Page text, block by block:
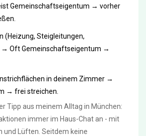
Gemeinschaftseigentum → vorher
(Heizung, Steigleitungen,
→ Oft Gemeinschaftseigentum →
in deinem Zimmer →
→ frei streichen.
Tipp aus meinem Alltag in München:
immer im Haus-Chat an - mit
und Lüften. Seitdem keine